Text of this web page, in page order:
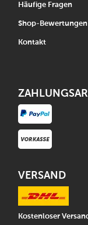
Häufige Fragen
Shop-Bewertungen
Kontakt
VERSAND
Kostenloser